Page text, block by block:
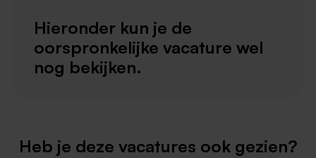
Hieronder kun je de
oorspronkelijke vacature wel
nog bekijken.
Heb je deze vacatures ook gezien?